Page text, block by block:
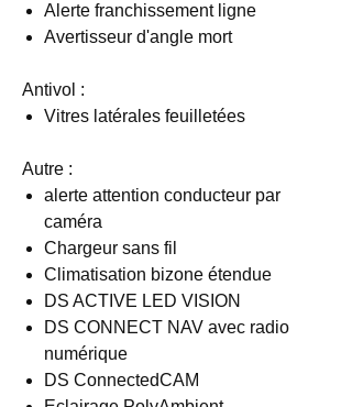
Alerte franchissement ligne
Avertisseur d'angle mort
Antivol :
Vitres latérales feuilletées
Autre :
alerte attention conducteur par
caméra
Chargeur sans fil
Climatisation bizone étendue
DS ACTIVE LED VISION
DS CONNECT NAV avec radio
numérique
DS ConnectedCAM